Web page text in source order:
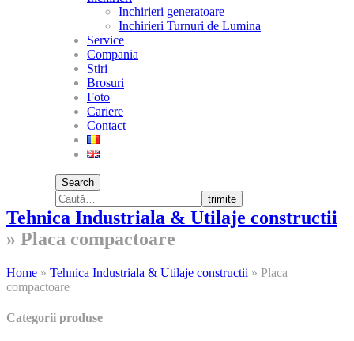
Inchirieri generatoare
Inchirieri Turnuri de Lumina
Service
Compania
Stiri
Brosuri
Foto
Cariere
Contact
Search
trimite
Tehnica Industriala & Utilaje constructii
» Placa compactoare
Home » Tehnica Industriala & Utilaje constructii » Placa
compactoare
Categorii produse